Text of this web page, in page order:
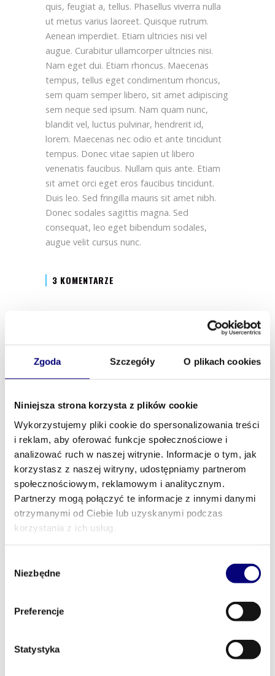
Zgoda Szczegóły O plikach cookies
Niniejsza strona korzysta z plików cookie
Wykorzystujemy pliki cookie do spersonalizowania treści
i reklam, aby oferować funkcje społecznościowe i
analizować ruch w naszej witrynie. Informacje o tym, jak
korzystasz z naszej witryny, udostępniamy partnerom
społecznościowym, reklamowym i analitycznym.
Partnerzy mogą połączyć te informacje z innymi danymi
otrzymanymi od Ciebie lub uzyskanymi podczas
korzystania z ich usług.
zgody
Niezbędne
Preferencje
Statystyka
quis, feugiat a, tellus. Phasellus viverra nulla
ut metus varius laoreet. Quisque rutrum.
Aenean imperdiet. Etiam ultricies nisi vel
augue. Curabitur ullamcorper ultricies nisi.
Nam eget dui. Etiam rhoncus. Maecenas
tempus, tellus eget condimentum rhoncus,
sem quam semper libero, sit amet adipiscing
sem neque sed ipsum. Nam quam nunc,
blandit vel, luctus pulvinar, hendrerit id,
lorem. Maecenas nec odio et ante tincidunt
tempus. Donec vitae sapien ut libero
venenatis faucibus. Nullam quis ante. Etiam
sit amet orci eget eros faucibus tincidunt.
Duis leo. Sed fringilla mauris sit amet nibh.
Donec sodales sagittis magna. Sed
consequat, leo eget bibendum sodales,
augue velit cursus nunc.
3 KOMENTARZE
Related Posts
7 WRZEŚNIA, 2019 BYROBERT RYBAK
The Importance Of Saying
Thank You
6 WRZEŚNIA, 2019
The Challenges And
4 WRZEŚNIA, 2019
Entrepreneur